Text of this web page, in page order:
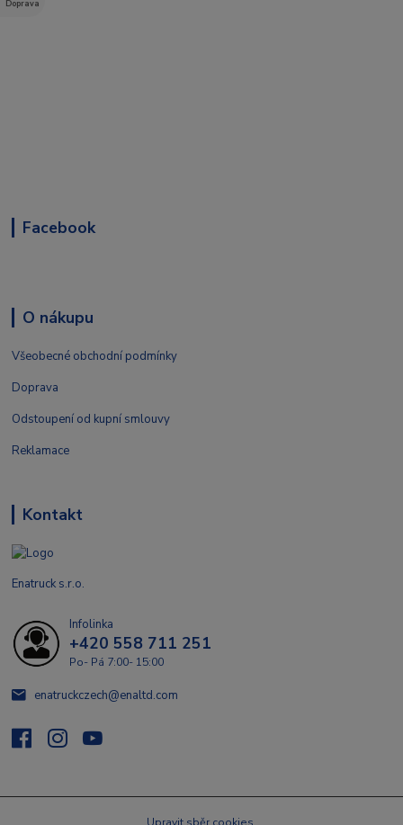
Doprava
Facebook
O nákupu
Všeobecné obchodní podmínky
Doprava
Odstoupení od kupní smlouvy
Reklamace
Kontakt
Enatruck s.r.o.
Infolinka
+420 558 711 251
Po- Pá 7:00- 15:00
enatruckczech@enaltd.com
Upravit sběr cookies.